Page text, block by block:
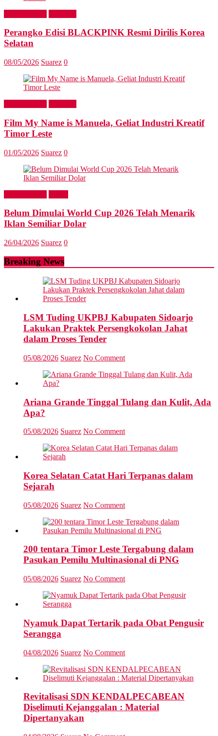
Perangko Edisi BLACKPINK Resmi Dirilis Korea
Selatan
08/05/2026 Suarez 0
Film My Name is Manuela, Geliat Industri Kreatif
Timor Leste
01/05/2026 Suarez 0
Belum Dimulai World Cup 2026 Telah Menarik
Iklan Semiliar Dolar
26/04/2026 Suarez 0
Breaking News
LSM Tuding UKPBJ Kabupaten Sidoarjo
Lakukan Praktek Persengkokolan Jahat
dalam Proses Tender
05/08/2026 Suarez No Comment
Ariana Grande Tinggal Tulang dan Kulit, Ada
Apa?
05/08/2026 Suarez No Comment
Korea Selatan Catat Hari Terpanas dalam
Sejarah
05/08/2026 Suarez No Comment
200 tentara Timor Leste Tergabung dalam
Pasukan Pemilu Multinasional di PNG
05/08/2026 Suarez No Comment
Nyamuk Dapat Tertarik pada Obat Pengusir
Serangga
04/08/2026 Suarez No Comment
Revitalisasi SDN KENDALPECABEAN
Diselimuti Kejanggalan : Material
Dipertanyakan